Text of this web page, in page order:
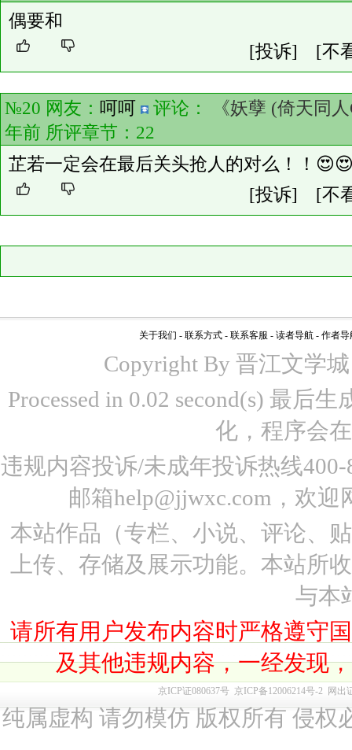
偶要和
[投诉]
[不
№20 网友： 呵呵 评论：
《妖孽 (倚天同
年前 所评章节： 22
芷若一定会在最后关头抢人的对么！！
[投诉]
[不
关于我们 - 联系方式 - 联系客服 - 读者导航 - 作者导
Copyright By 晋江文学
Processed in 0.02 second(s) 最后
化，程序会
违规内容投诉/未成年投诉热线
邮箱help@jjwxc.com，欢
本站作品（专栏、小说、评论、
上传、存储及展示功能。本站所
与本
请所有用户发布内容时严格遵守
及其他违规内容，一经发现
京ICP证080637号 京ICP备12006214号-2 网出
纯属虚构 请勿模仿 版权所有 侵权